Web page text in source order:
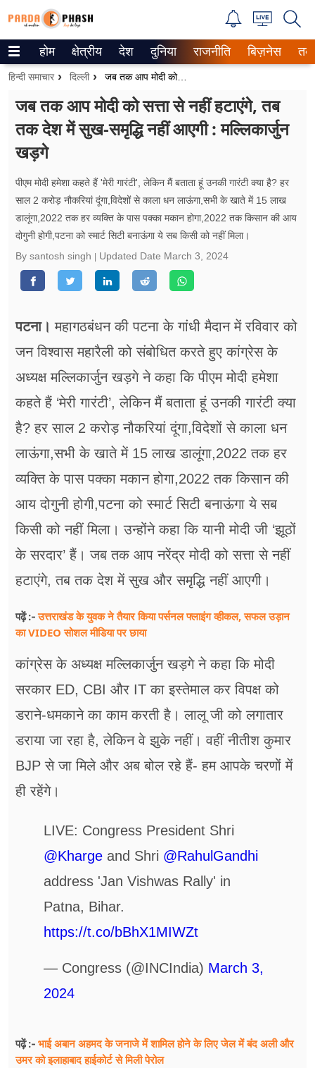
Trending on Google News
वेब स्टोरीज
उत्तर प्रदेश
गैलरी
वीडियो
रिलेशनशिप
जीवन मंत्रा
फूड
सेहत
ब्‍यूटी
जॉब्स
शिक्षा
अन्य खबरें
होम क्षेत्रीय देश दुनिया राजनीति बिज़नेस
हिन्दी समाचार दिल्ली जब तक आप मोदी को सत्ता से नहीं हटाएंगे, तब तक देश में सुख-समृद्धि नहीं आएगी : मल्लिकार्जुन खड़गे
जब तक आप मोदी को सत्ता से नहीं हटाएंगे, तब
तक देश में सुख-समृद्धि नहीं आएगी : मल्लिकार्जुन
खड़गे
पीएम मोदी हमेशा कहते हैं 'मेरी गारंटी', लेकिन मैं बताता हूं उनकी गारंटी क्या है? हर
साल 2 करोड़ नौकरियां दूंगा,विदेशों से काला धन लाऊंगा,सभी के खाते में 15 लाख
डालूंगा,2022 तक हर व्यक्ति के पास पक्का मकान होगा,2022 तक किसान की आय
दोगुनी होगी,पटना को स्मार्ट सिटी बनाऊंगा ये सब किसी को नहीं मिला।
By santosh singh
Updated Date March 3, 2024
पटना। महागठबंधन की पटना के गांधी मैदान में रविवार को
जन विश्वास महारैली को संबोधित करते हुए कांग्रेस के
अध्यक्ष मल्लिकार्जुन खड़गे ने कहा कि पीएम मोदी हमेशा
कहते हैं ‘मेरी गारंटी’, लेकिन मैं बताता हूं उनकी गारंटी क्या
है? हर साल 2 करोड़ नौकरियां दूंगा,विदेशों से काला धन
लाऊंगा,सभी के खाते में 15 लाख डालूंगा,2022 तक हर
व्यक्ति के पास पक्का मकान होगा,2022 तक किसान की
आय दोगुनी होगी,पटना को स्मार्ट सिटी बनाऊंगा ये सब
किसी को नहीं मिला। उन्होंने कहा कि यानी मोदी जी ‘झूठों
के सरदार’ हैं। जब तक आप नरेंद्र मोदी को सत्ता से नहीं
हटाएंगे, तब तक देश में सुख और समृद्धि नहीं आएगी।
पढ़ें :-उत्तराखंड के युवक ने तैयार किया पर्सनल फ्लाइंग व्हीकल, सफल उड़ान
का VIDEO सोशल मीडिया पर छाया
कांग्रेस के अध्यक्ष मल्लिकार्जुन खड़गे ने कहा कि मोदी
सरकार ED, CBI और IT का इस्तेमाल कर विपक्ष को
डराने-धमकाने का काम करती है। लालू जी को लगातार
डराया जा रहा है, लेकिन वे झुके नहीं। वहीं नीतीश कुमार
BJP से जा मिले और अब बोल रहे हैं- हम आपके चरणों में
ही रहेंगे।
LIVE: Congress President Shri
@Kharge and Shri @RahulGandhi
address 'Jan Vishwas Rally' in
Patna, Bihar.
https://t.co/bBhX1MIWZt
— Congress (@INCIndia) March 3,
2024
पढ़ें :- भाई अबान अहमद के जनाजे में शामिल होने के लिए जेल में बंद अली और
उमर को इलाहाबाद हाईकोर्ट से मिली पेरोल